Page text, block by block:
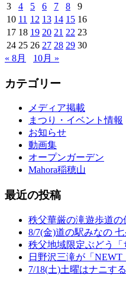
3
4 5 6 7 8
9
10 11 12 13 14 15 16
17 18 19 20 21 22 23
24 25 26 27 28 29 30
« 8月
10月 »
カテゴリー
メディア掲載
まつり・イベント情報
お知らせ
動画集
オープンガーデン
Mahora稲穂山
最近の投稿
秩父華厳の滝遊歩道の
8/7(金)道の駅みなの
秩父地域限定ぶどう
日野沢三滝が「
7/18(土)土曜はナニす